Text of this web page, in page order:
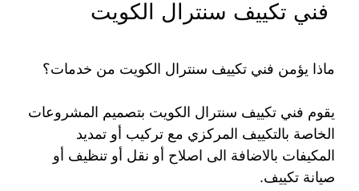
فني تكييف سنترال الكويت
ماذا يؤمن فني تكييف سنترال الكويت من خدمات؟
يقوم فني تكييف سنترال الكويت بتصميم المشروعات
الخاصة بالتكييف المركزي مع تركيب أو تمديد
المكيفات بالاضافة الى اصلاح أو نقل أو تنظيف أو
صيانة تكييف.